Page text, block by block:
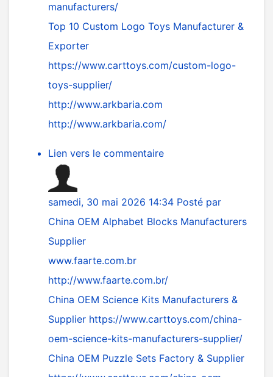
manufacturers/
Top 10 Custom Logo Toys Manufacturer &
Exporter
https://www.carttoys.com/custom-logo-
toys-supplier/
http://www.arkbaria.com
http://www.arkbaria.com/
Lien vers le commentaire
samedi, 30 mai 2026 14:34 Posté par
China OEM Alphabet Blocks Manufacturers
Supplier
www.faarte.com.br
http://www.faarte.com.br/
China OEM Science Kits Manufacturers &
Supplier https://www.carttoys.com/china-
oem-science-kits-manufacturers-supplier/
China OEM Puzzle Sets Factory & Supplier